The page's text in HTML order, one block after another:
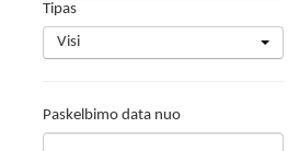
Tipas
Visi
Paskelbimo data nuo